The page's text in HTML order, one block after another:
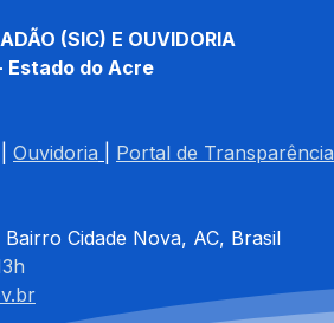
(SIC) E OUVIDORIA
Estado do Acre
Ouvidoria Portal de Transparência
Cidade Nova, AC, Brasil